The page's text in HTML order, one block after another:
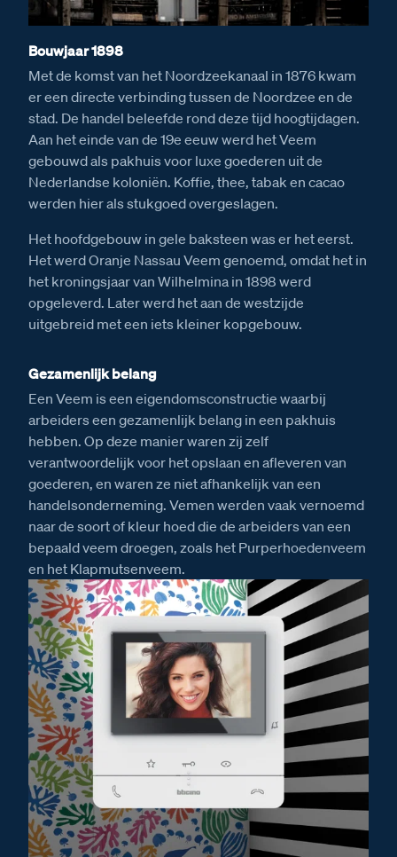
Bouwjaar 1898
Met de komst van het Noordzeekanaal in 1876 kwam
er een directe verbinding tussen de Noordzee en de
stad. De handel beleefde rond deze tijd hoogtijdagen.
Aan het einde van de 19e eeuw werd het Veem
gebouwd als pakhuis voor luxe goederen uit de
Nederlandse koloniën. Koffie, thee, tabak en cacao
werden hier als stukgoed overgeslagen.
Het hoofdgebouw in gele baksteen was er het eerst.
Het werd Oranje Nassau Veem genoemd, omdat het in
het kroningsjaar van Wilhelmina in 1898 werd
opgeleverd. Later werd het aan de westzijde
uitgebreid met een iets kleiner kopgebouw.
Gezamenlijk belang
Een Veem is een eigendomsconstructie waarbij
arbeiders een gezamenlijk belang in een pakhuis
hebben. Op deze manier waren zij zelf
verantwoordelijk voor het opslaan en afleveren van
goederen, en waren ze niet afhankelijk van een
handelsonderneming. Vemen werden vaak vernoemd
naar de soort of kleur hoed die de arbeiders van een
bepaald veem droegen, zoals het Purperhoedenveem
en het Klapmutsenveem.